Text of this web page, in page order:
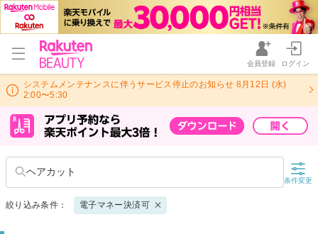
会員登録 ログイン
システムメンテナンスに伴うサービス停止のお知らせ 8月12日 (水)
2:00〜5:30
ヘアカット
条件変更
絞り込み条件： 電子マネー決済可